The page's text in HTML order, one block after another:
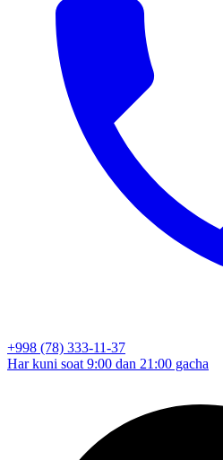
+998 (78) 333-11-37
Har kuni soat 9:00 dan 21:00 gacha